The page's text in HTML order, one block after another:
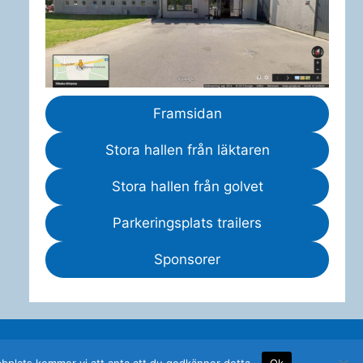
Framsidan
Stora hallen från läktaren
Stora hallen från golvet
Parkeringsplats trailers
Sponsorer